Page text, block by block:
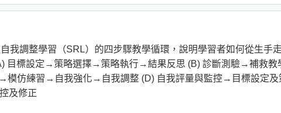
我調整學習（SRL）的四步驟教學循環，說明學習者如何從生手
目標設定→策略選擇→策略執行→結果反思 (B) 診斷測驗→補救教
仿練習→自我強化→自我調整 (D) 自我評量與監控→目標設定及
及修正